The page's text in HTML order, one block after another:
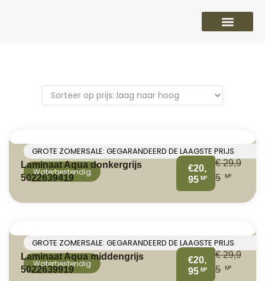
GROTE ZOMERSALE: GEGARANDEERD DE LAAGSTE PRIJS
Waterbestendig
Laminaat Aqua donkergrijs
5022639419
€20,
95 M²
€29,9
5
M²
GROTE ZOMERSALE: GEGARANDEERD DE LAAGSTE PRIJS
Waterbestendig
Laminaat Aqua middengrijs
5022639919
€20,
95 M²
€29,9
5
M²